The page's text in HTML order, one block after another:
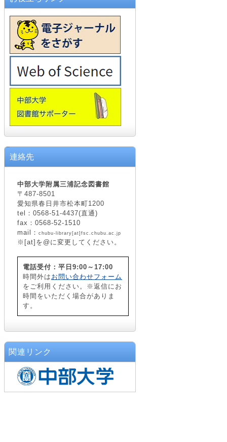
連絡先
中部大学附属三浦記念図書館
〒487-8501
愛知県春日井市松本町1200
tel：0568-51-4437(直通)
fax：0568-52-1510
mail： chubu-library[at]fsc.chubu.ac.jp
※[at]を@に変更してください。
電話受付：平日9:00～17:00
時間外は お問い合わせフォーム
をご利用ください。※返信にお
時間をいただく場合がありま
す。
関連リンク